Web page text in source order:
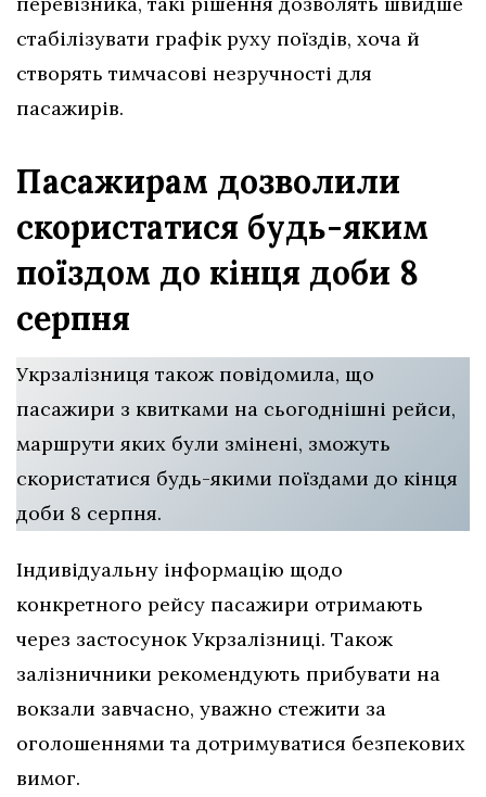
стабілізувати графік руху поїздів, хоча й
створять тимчасові незручності для
пасажирів.
Пасажирам дозволили
скористатися будь-яким
поїздом до кінця доби 8
серпня
Укрзалізниця також повідомила, що
пасажири з квитками на сьогоднішні рейси,
маршрути яких були змінені, зможуть
скористатися будь-якими поїздами до кінця
доби 8 серпня.
Індивідуальну інформацію щодо
конкретного рейсу пасажири отримають
через застосунок Укрзалізниці. Також
залізничники рекомендують прибувати на
вокзали завчасно, уважно стежити за
оголошеннями та дотримуватися безпекових
вимог.